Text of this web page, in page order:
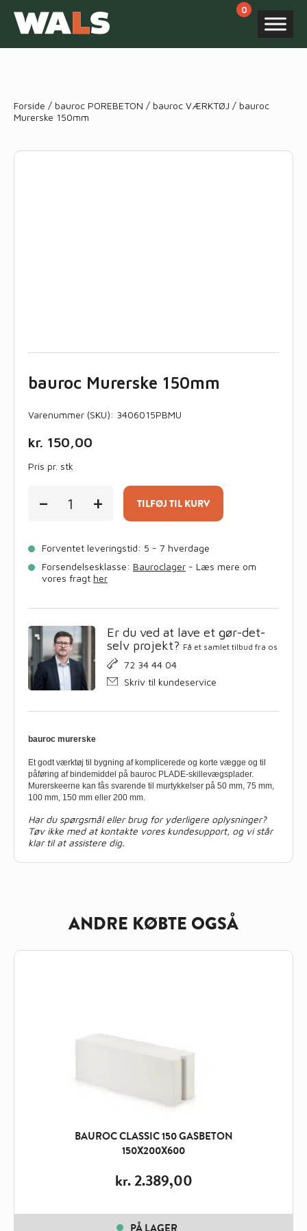
Forside / bauroc POREBETON / bauroc VÆRKTØJ / bauroc
Murerske 150mm
bauroc Murerske 150mm
Varenummer (SKU): 3406015PBMU
kr. 150,00
Pris pr. stk
-
Murerske
+ TILFØJ TIL KURV
Forventet leveringstid: 5 - 7 hverdage
Forsendelsesklasse: Bauroclager - Læs mere om
vores fragt her
Er du ved at lave et gør-det-
selv projekt? Få et samlet tilbud fra os
72 34 44 04
Skriv til kundeservice
bauroc murerske
Et godt værktøj til bygning af komplicerede og korte vægge og til
påføring af bindemiddel på bauroc PLADE-skillevægsplader.
Murerskeerne kan fås svarende til murtykkelser på 50 mm, 75 mm,
100 mm, 150 mm eller 200 mm.
Har du spørgsmål eller brug for yderligere oplysninger?
Tøv ikke med at kontakte vores kundesupport, og vi står
klar til at assistere dig.
ANDRE KØBTE OGSÅ
BAUROC CLASSIC 150 GASBETON
150X200X600
kr.2.389,00